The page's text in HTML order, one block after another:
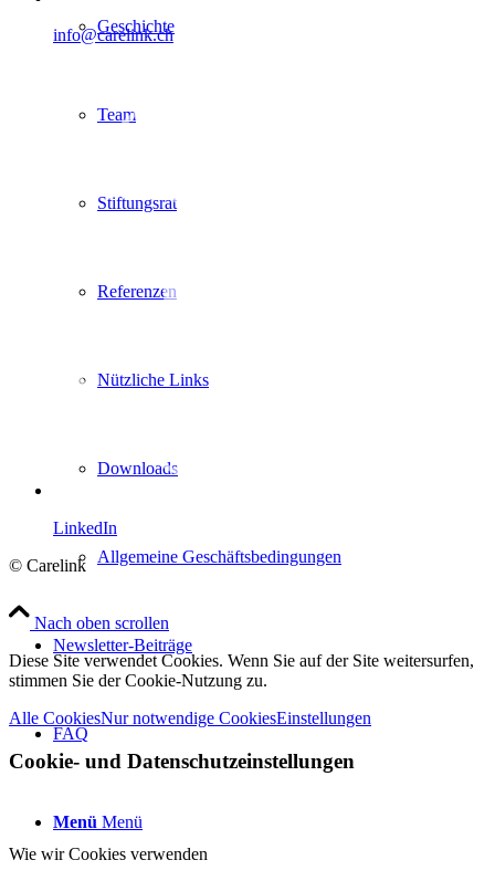
Geschichte
Team
Stiftungsrat
Referenzen
Nützliche Links
Downloads
Allgemeine Geschäftsbedingungen
Newsletter-Beiträge
FAQ
Menü Menü
info@carelink.ch
LinkedIn
© Carelink
Nach oben scrollen
Diese Site verwendet Cookies. Wenn Sie auf der Site weitersurfen,
stimmen Sie der Cookie-Nutzung zu.
Alle CookiesNur notwendige CookiesEinstellungen
Cookie- und Datenschutzeinstellungen
Wie wir Cookies verwenden